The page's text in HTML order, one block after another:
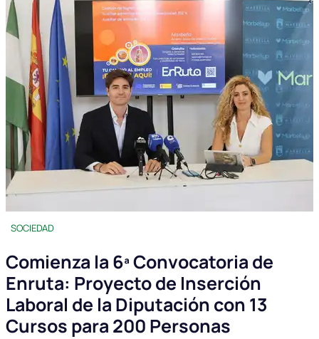
SOCIEDAD
Comienza la 6ª Convocatoria de
Enruta: Proyecto de Inserción
Laboral de la Diputación con 13
Cursos para 200 Personas